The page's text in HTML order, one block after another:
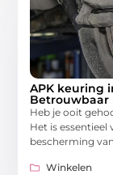
APK keuring
Betrouwbaar
Heb je ooit
Het is
bescherming
Winkelen